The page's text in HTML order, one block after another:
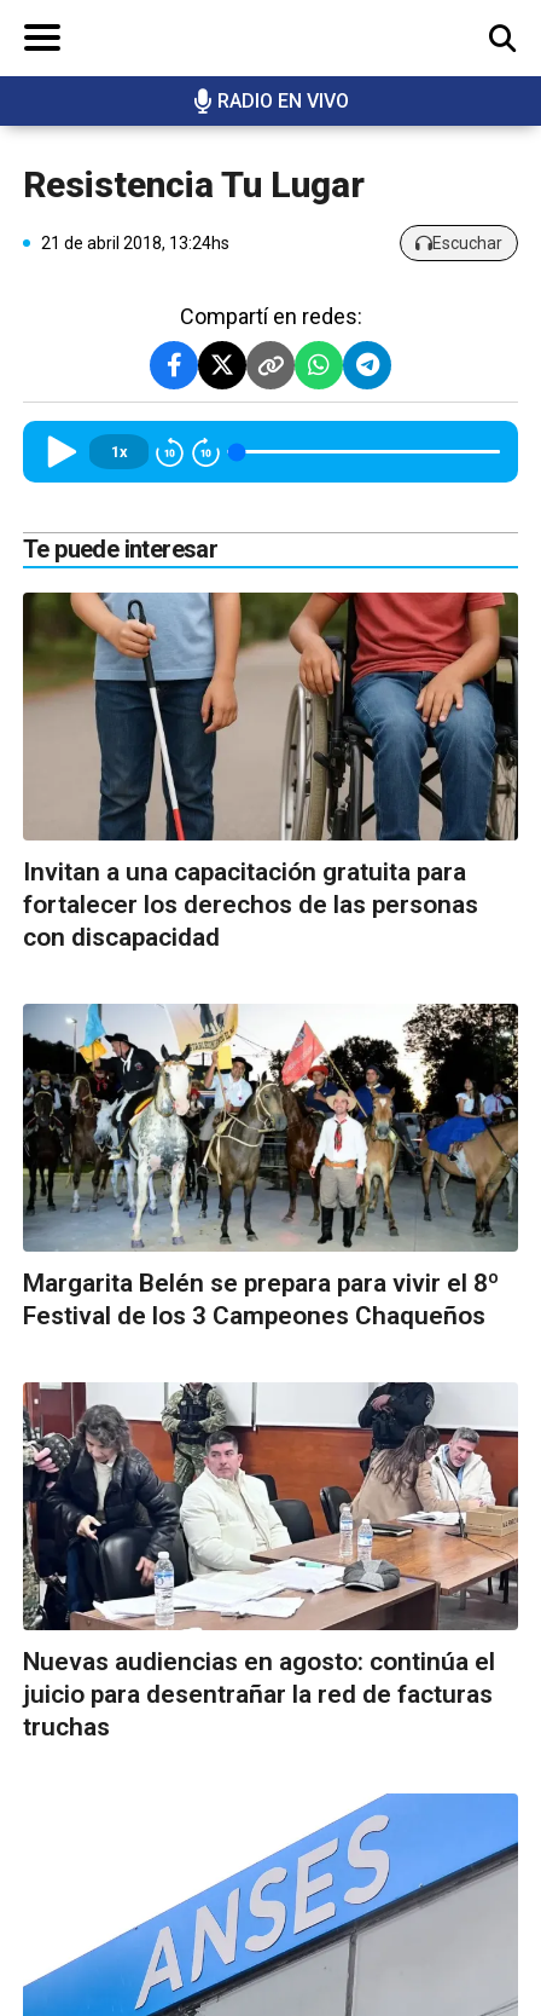
RADIO EN VIVO
BUSCAR
Resistencia Tu Lugar
21 de abril 2018, 13:24hs Escuchar
Compartí en redes:
1x
Te puede interesar
Invitan a una capacitación gratuita para
fortalecer los derechos de las personas
con discapacidad
Margarita Belén se prepara para vivir el 8º
Festival de los 3 Campeones Chaqueños
Nuevas audiencias en agosto: continúa el
juicio para desentrañar la red de facturas
truchas